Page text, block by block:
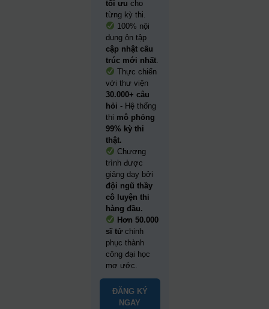
tối ưu cho
từng kỳ thi.
100% nội
dung ôn tập
cập nhật cấu
trúc mới nhất.
Thực chiến
với thư viện
30.000+ câu
hỏi - Hệ thống
thi mô phỏng
99% kỳ thi
thật.
Chương
trình được
giảng dạy bởi
đội ngũ thầy
cô luyện thi
hàng đầu.
Hơn 50.000
sĩ tửchinh
phục thành
công đại học
mơ ước.
ĐĂNG KÝ
NGAY